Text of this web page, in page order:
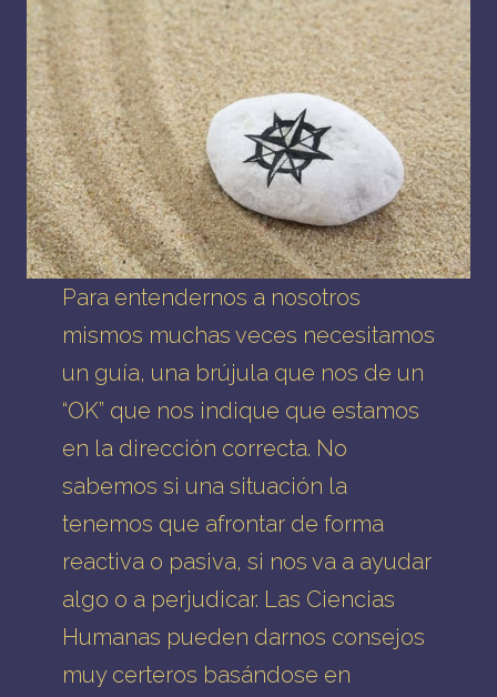
Para entendernos a nosotros
mismos muchas veces necesitamos
un guía, una brújula que nos de un
“OK” que nos indique que estamos
en la dirección correcta. No
sabemos si una situación la
tenemos que afrontar de forma
reactiva o pasiva, si nos va a ayudar
algo o a perjudicar. Las Ciencias
Humanas pueden darnos consejos
muy certeros basándose en